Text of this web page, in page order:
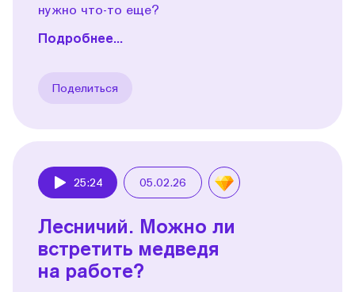
нужно что-то еще?
Подробнее...
Поделиться
25:24 05.02.26
Лесничий. Можно ли
встретить медведя
на работе?